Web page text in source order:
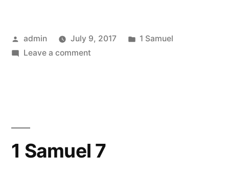
Posted
by
admin July 9, 2017
Posted
1 Samuel
Leave a commenton
1 Samuel 7